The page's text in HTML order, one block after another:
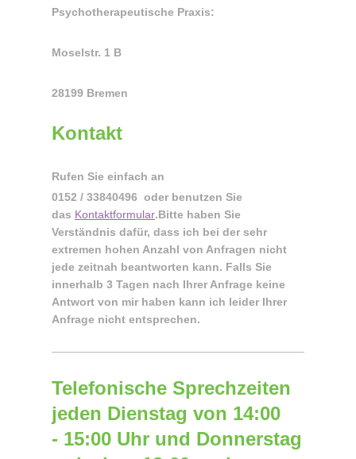
Psychotherapeutische Praxis:
Moselstr. 1 B
28199 Bremen
Kontakt
Rufen Sie einfach an
0152 / 33840496 oder benutzen Sie
das Kontaktformular.Bitte haben Sie
Verständnis dafür, dass ich bei der sehr
extremen hohen Anzahl von Anfragen nicht
jede zeitnah beantworten kann. Falls Sie
innerhalb 3 Tagen nach Ihrer Anfrage keine
Antwort von mir haben kann ich leider Ihrer
Anfrage nicht entsprechen.
Telefonische Sprechzeiten
jeden Dienstag von 14:00
- 15:00 Uhr und Donnerstag